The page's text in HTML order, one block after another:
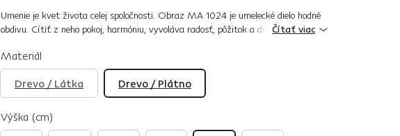
Umenie je kvet života celej spoločnosti. Obraz MA 1024 je umelecké dielo hodné
obdivu. Cítiť z neho pokoj, harmóniu, vyvoláva radosť, pôžitok a duševnéČítať viac
Materiál
Drevo / Látka
Drevo / Plátno
Výška (cm)